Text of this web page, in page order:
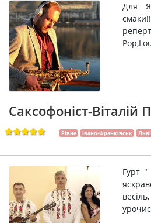
Для
Саксофоніст-Віталій
Рівне Івано-Франківськ
Гурт